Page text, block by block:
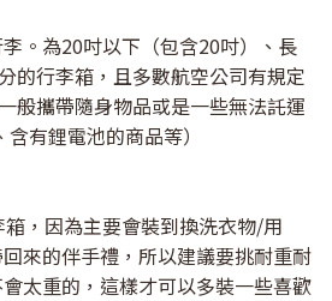
。為20吋以下（包含20吋）、長
的行李箱，且多數航空公司有規定
般攜帶隨身物品或是一些無法託運
有鋰電池的商品等）
，因為主要會裝到換洗衣物/用
來的伴手禮，所以建議要挑耐重耐
太重的，這樣才可以多裝一些喜歡